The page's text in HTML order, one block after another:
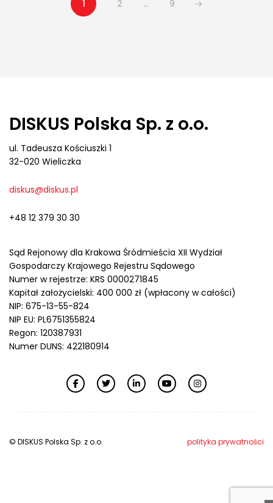
1 2 … 9
DISKUS Polska Sp. z o.o.
ul. Tadeusza Kościuszki 1
32-020 Wieliczka
diskus@diskus.pl
+48 12 379 30 30
Sąd Rejonowy dla Krakowa Śródmieścia XII Wydział
Gospodarczy Krajowego Rejestru Sądowego
Numer w rejestrze: KRS 0000271845
Kapitał założycielski: 400 000 zł (wpłacony w całości)
NIP: 675-13-55-824
NIP EU: PL6751355824
Regon: 120387931
Numer DUNS: 422180914
© DISKUS Polska Sp. z o.o. polityka prywatności